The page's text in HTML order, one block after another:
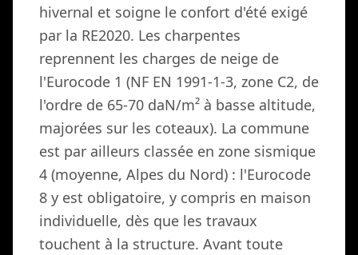
hivernal et soigne le confort d'été exigé
par la RE2020. Les charpentes
reprennent les charges de neige de
l'Eurocode 1 (NF EN 1991-1-3, zone C2, de
l'ordre de 65-70 daN/m² à basse altitude,
majorées sur les coteaux). La commune
est par ailleurs classée en zone sismique
4 (moyenne, Alpes du Nord) : l'Eurocode
8 y est obligatoire, y compris en maison
individuelle, dès que les travaux
touchent à la structure. Avant toute